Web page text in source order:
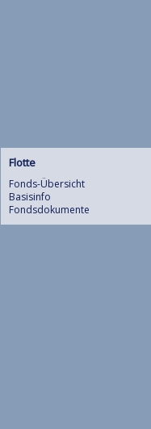
Flotte
Fonds-Übersicht
Basisinfo
Fondsdokumente